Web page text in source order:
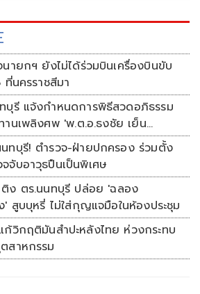
ายกฯ ยังไม่ได้ร่วมบินเครื่องบินขับ
ที่นครราชสีมา
บุรี แจ้งกำหนดการพิธีสวดอภิธรรม
านเพลิงศพ 'พ.ต.อ.ธงชัย เย็น
' ทบุรี! ตำรวจ-ฝ่ายปกครอง ร่วมตั้ง
จับอาวุธปืนเป็นพิเศษ
ง ตร.นนทบุรี ปล่อย 'ฉลอง
' สูบบุหรี่ ไม่ใส่กุญแจมือในห้องประชุม
ก้วิกฤติมันสำปะหลังไทย ห่วงกระทบ
สาหกรรม